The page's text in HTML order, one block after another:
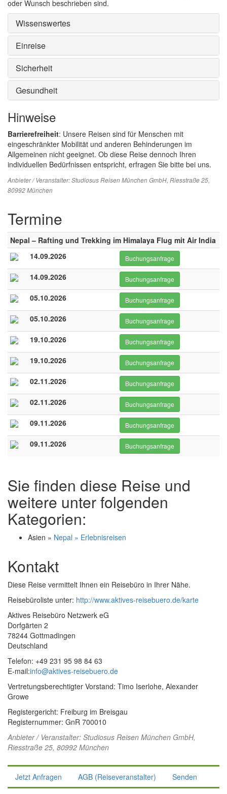
oder Wunsch beschrieben sind.
Wissenswertes
Einreise
Sicherheit
Gesundheit
Hinweise
Barrierefreiheit: Unsere Reisen sind für Menschen mit
eingeschränkter Mobilität und anderen Behinderungen im
Allgemeinen nicht geeignet. Ob diese Reise dennoch Ihren
individuellen Bedürfnissen entspricht, erfragen Sie bitte bei uns.
Anbieter / Veranstalter:Studiosus Reisen München GmbH, Riesstraße 25,
80992 München
Termine
Nepal – Rafting und Trekking im Himalaya Flug mit Air India
14.09.2026
Buchungsanfrage
14.09.2026 Buchungsanfrage
05.10.2026 Buchungsanfrage
05.10.2026 Buchungsanfrage
19.10.2026 Buchungsanfrage
19.10.2026 Buchungsanfrage
02.11.2026 Buchungsanfrage
02.11.2026 Buchungsanfrage
09.11.2026 Buchungsanfrage
09.11.2026 Buchungsanfrage
Sie finden diese Reise und
weitere unter folgenden
Kategorien:
Asien » Nepal » Erlebnisreisen
Kontakt
Diese Reise vermittelt Ihnen ein Reisebüro in Ihrer Nähe.
Reisebüroliste unter: http://www.aktives-reisebuero.de/karte
Aktives Reisebüro Netzwerk eG
Dorfgärten 2
78244 Gottmadingen
Deutschland
Telefon: +49 231 95 98 84 63
E-mail:info@aktives-reisebuero.de
Vertretungsberechtigter Vorstand: Timo Iserlohe, Alexander
Growe
Registergericht: Freiburg im Breisgau
Registernummer: GnR 700010
Anbieter / Veranstalter: Studiosus Reisen München GmbH,
Riesstraße 25, 80992 München
Jetzt Anfragen AGB (Reiseveranstalter) Senden